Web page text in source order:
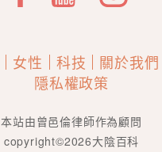
女性 科技
關於我們
隱私權政策
本站由曾邑倫律師作為顧問
copyright©2026大陰百科